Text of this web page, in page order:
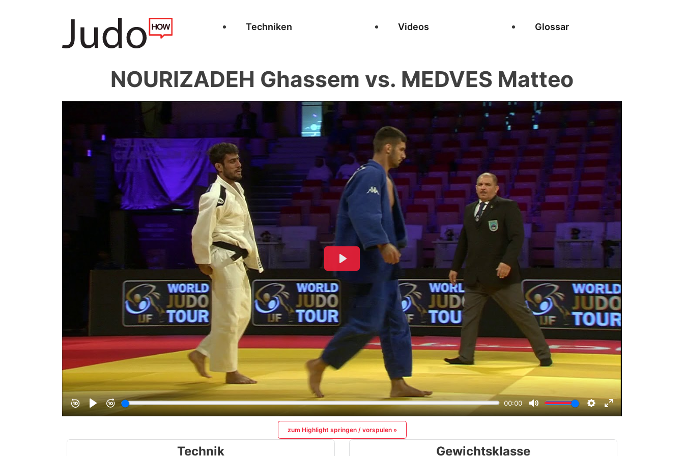
Techniken Videos Glossar
NOURIZADEH Ghassem vs. MEDVES Matteo
zum Highlight springen / vorspulen »
Technik Gewichtsklasse